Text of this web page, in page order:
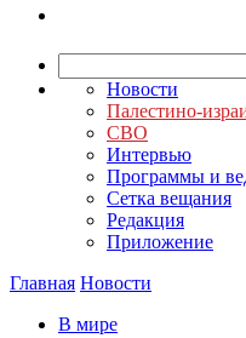
Новости
Палестино-
СВО
Интервью
Программы и
Сетка вещания
Редакция
Приложение
Главная Новости
В мире